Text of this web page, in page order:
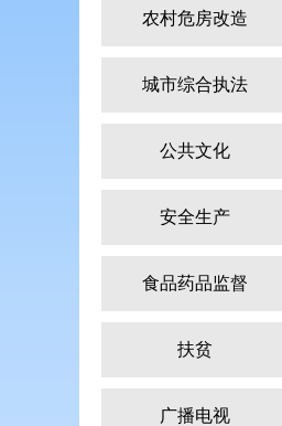
农村危房改造
城市综合执法
公共文化
安全生产
食品药品监督
扶贫
广播电视